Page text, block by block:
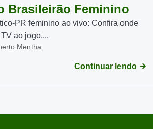
Brasileirão Feminino
PR feminino ao vivo: Confira onde
ao jogo....
Mentha
Continuar lendo